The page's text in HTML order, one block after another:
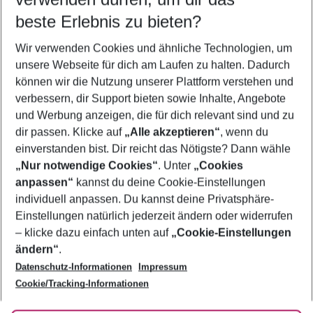
5-8 Nächte
2 Erwachsene Keine Kinder
Mehr Filter anzeigen
Footer
Footer navigation
Über uns
AGB
Bestpreisgarantie
Cookie-Einstellungen ändern
Cookie-Richtlinie
Agenturbetreuung
Barrierefreies Reisen
Folge uns
beste Erlebnis zu bieten?
Wir verwenden Cookies und ähnliche Technologien, um
unsere Webseite für dich am Laufen zu halten. Dadurch
können wir die Nutzung unserer Plattform verstehen und
verbessern, dir Support bieten sowie Inhalte, Angebote
und Werbung anzeigen, die für dich relevant sind und zu
dir passen. Klicke auf „Alle akzeptieren“, wenn du
einverstanden bist. Dir reicht das Nötigste? Dann wähle
„Nur notwendige Cookies“. Unter „Cookies
anpassen“ kannst du deine Cookie-Einstellungen
individuell anpassen. Du kannst deine Privatsphäre-
Einstellungen natürlich jederzeit ändern oder widerrufen
– klicke dazu einfach unten auf „Cookie-Einstellungen
ändern“.
Datenschutz-Informationen
Impressum
Cookie/Tracking-Informationen